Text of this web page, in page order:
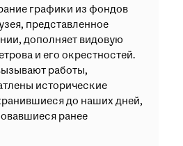
графики из фондов
представленное
дополняет видовую
и его окрестностей.
работы,
исторические
до наших дней,
ранее